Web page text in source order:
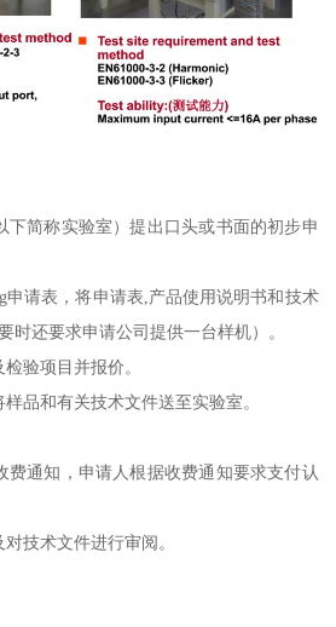
下简称实验室）提出口头或书面的初步申
申请表，将申请表,产品使用说明书和技术
时还要求申请公司提供一台样机）。
验项目并报价。
品和有关技术文件送至实验室。
费通知，申请人根据收费通知要求支付认
技术文件进行审阅。